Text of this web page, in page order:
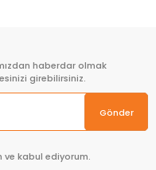
haberdar olmak
girebilirsiniz.
Gönder
ve kabul ediyorum.